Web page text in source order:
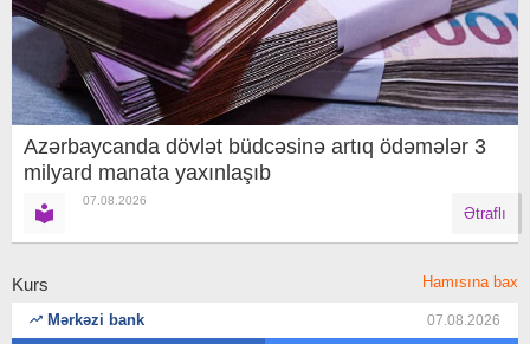
Azərbaycanda dövlət büdcəsinə artıq ödəmələr 3
milyard manata yaxınlaşıb
07.08.2026
Ətraflı
Kurs Hamısına bax
Mərkəzi bank 07.08.2026